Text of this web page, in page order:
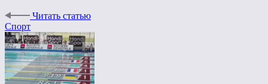
Читать статью
Спорт